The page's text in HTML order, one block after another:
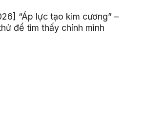
“Áp lực tạo kim cương” –
để tìm thấy chính mình